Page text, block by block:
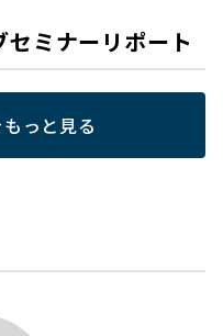
ミナーリポート
っと見る